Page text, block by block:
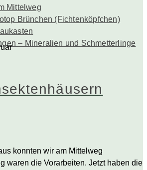
Mittelweg
Brünchen (Fichtenköpfchen)
– Mineralien und Schmetterlinge
konnten wir am Mittelweg
waren die Vorarbeiten. Jetzt haben die